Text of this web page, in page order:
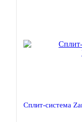
Сплит-система